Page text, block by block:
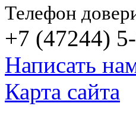
Телефон
+7 (47244)
Написать
Карта сайта